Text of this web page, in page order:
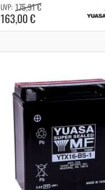
163,00 €
175,91 €